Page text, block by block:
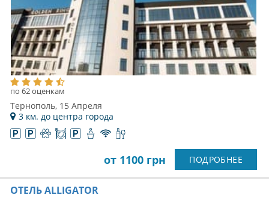
по 62 оценкам
Тернополь, 15 Апреля
3 км. до центра города
от 1100 грн ПОДРОБНЕЕ
ОТЕЛЬ ALLIGATOR